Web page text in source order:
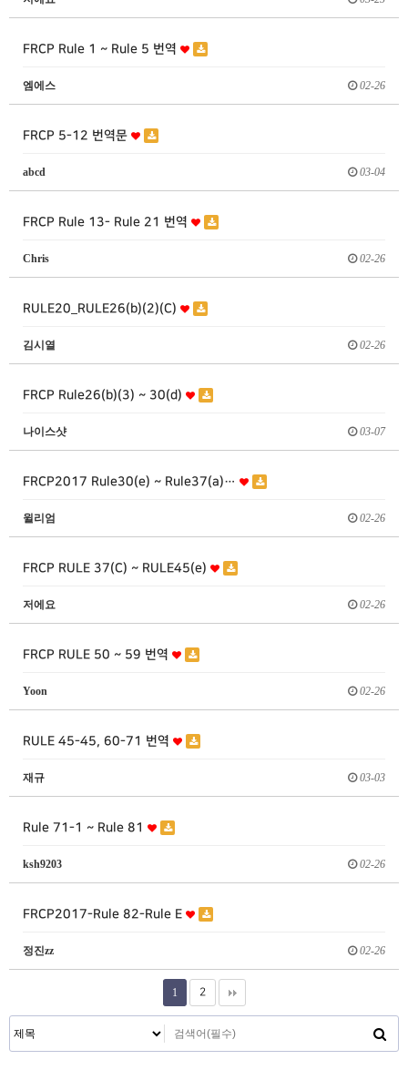
FRCP Rule 1 ~ Rule 5 번역
엠에스 02-26
FRCP 5-12 번역문
abcd 03-04
FRCP Rule 13- Rule 21 번역
Chris 02-26
RULE20_RULE26(b)(2)(C)
김시열 02-26
FRCP Rule26(b)(3) ~ 30(d)
나이스샷 03-07
FRCP2017 Rule30(e) ~ Rule37(a)…
윌리엄 02-26
FRCP RULE 37(C) ~ RULE45(e)
저에요 02-26
FRCP RULE 50 ~ 59 번역
Yoon 02-26
RULE 45-45, 60-71 번역
재규 03-03
Rule 71-1 ~ Rule 81
ksh9203 02-26
FRCP2017-Rule 82-Rule E
정진zz 02-26
1 2